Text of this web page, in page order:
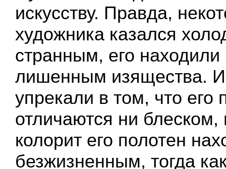
искусству. Правда,
художника казался
странным, его
лишенным изящества.
упрекали в том, что его
отличаются ни блеском,
колорит его полотен
безжизненным, тогда